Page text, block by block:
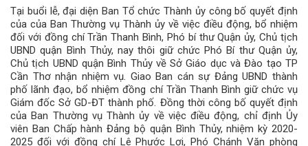
Tại buổi lễ, đại diện Ban Tổ chức Thành ủy công bố quyết định
của của Ban Thường vụ Thành ủy về việc điều động, bổ nhiệm
đối với đồng chí Trần Thanh Bình, Phó bí thư Quận ủy, Chủ tịch
UBND quận Bình Thủy, nay thôi giữ chức Phó Bí thư Quận ủy,
Chủ tịch UBND quận Bình Thủy về Sở Giáo dục và Đào tạo TP
Cần Thơ nhận nhiệm vụ. Giao Ban cán sự Đảng UBND thành
phố lãnh đạo, bổ nhiệm đồng chí Trần Thanh Bình giữ chức vụ
Giám đốc Sở GD-ĐT thành phố. Đồng thời công bố quyết định
của Ban Thường vụ Thành ủy về việc điều động, chỉ định Ủy
viên Ban Chấp hành Đảng bộ quận Bình Thủy, nhiệm kỳ 2020-
2025 đối với đồng chí Lê Phước Lợi, Phó Chánh Văn phòng